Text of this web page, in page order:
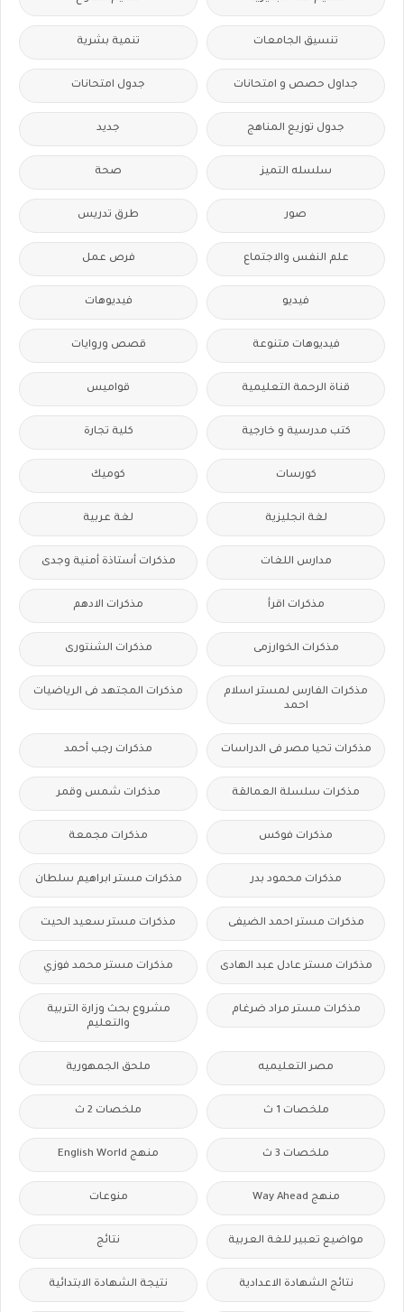
تنسيق الجامعات تنمية بشرية
جداول حصص و امتحانات جدول امتحانات
جدول توزيع المناهج جديد
سلسله التميز صحة
صور طرق تدريس
علم النفس والاجتماع فرص عمل
فيديو فيديوهات
فيديوهات متنوعة قصص وروايات
قناة الرحمة التعليمية قواميس
كتب مدرسية و خارجية كلية تجارة
كورسات كوميك
لغة انجليزية لغة عربية
مدارس اللغات مذكرات أستاذة أمنية وجدى
مذكرات اقرأ مذكرات الادهم
مذكرات الخوارزمى مذكرات الشنتورى
مذكرات الفارس لمستر اسلام
احمد
مذكرات المجتهد فى الرياضيات
مذكرات تحيا مصر فى الدراسات مذكرات رجب أحمد
مذكرات سلسلة العمالقة مذكرات شمس وقمر
مذكرات فوكس مذكرات مجمعة
مذكرات محمود بدر مذكرات مستر ابراهيم سلطان
مذكرات مستر احمد الضيفى مذكرات مستر سعيد الحيت
مذكرات مستر عادل عبد الهادى مذكرات مستر محمد فوزي
مذكرات مستر مراد ضرغام
مشروع بحث وزارة التربية
والتعليم
مصر التعليميه ملحق الجمهورية
ملخصات 1 ث ملخصات 2 ث
ملخصات 3 ث منهج English World
منهج Way Ahead منوعات
مواضيع تعبير للغة العربية نتائج
نتائج الشهادة الاعدادية نتيجة الشهادة الابتدائية